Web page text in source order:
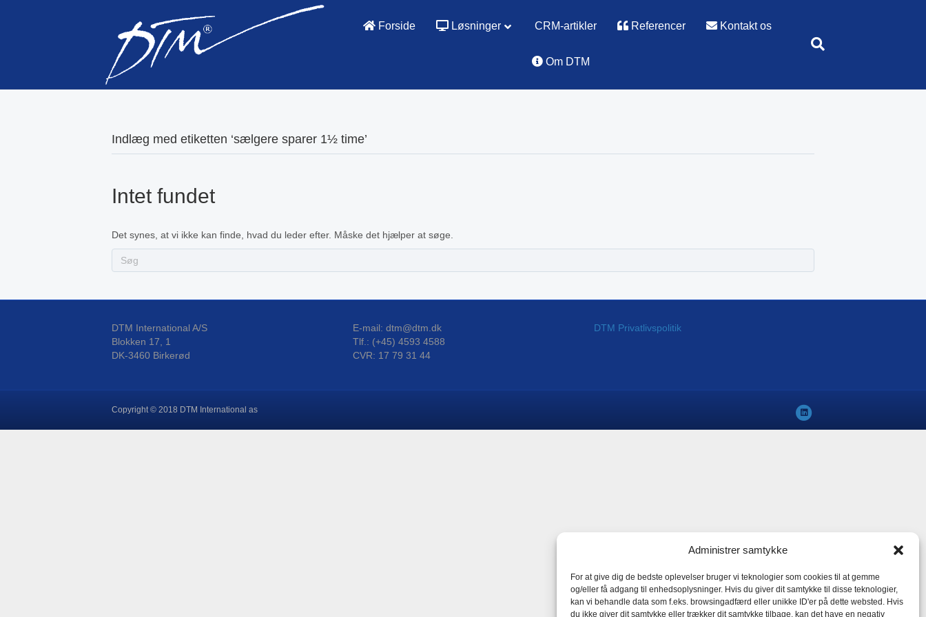
Administrer samtykke
For at give dig de bedste oplevelser bruger vi teknologier som cookies til at gemme
og/eller få adgang til enhedsoplysninger. Hvis du giver dit samtykke til disse teknologier,
kan vi behandle data som f.eks. browsingadfærd eller unikke ID'er på dette websted. Hvis
du ikke giver dit samtykke eller trækker dit samtykke tilbage, kan det have en negativ
Forside Løsninger CRM-artikler Referencer Kontakt os
Om DTM
Indlæg med etiketten ‘sælgere sparer 1½ time’
Intet fundet
Det synes, at vi ikke kan finde, hvad du leder efter. Måske det hjælper at søge.
DTM International A/S
Blokken 17, 1
DK-3460 Birkerød
E-mail: dtm@dtm.dk
Tlf.: (+45) 4593 4588
CVR: 17 79 31 44
DTM Privatlivspolitik
Copyright © 2018 DTM International as
i